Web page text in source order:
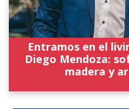
Entramos en el
Diego Mendoza:
madera y